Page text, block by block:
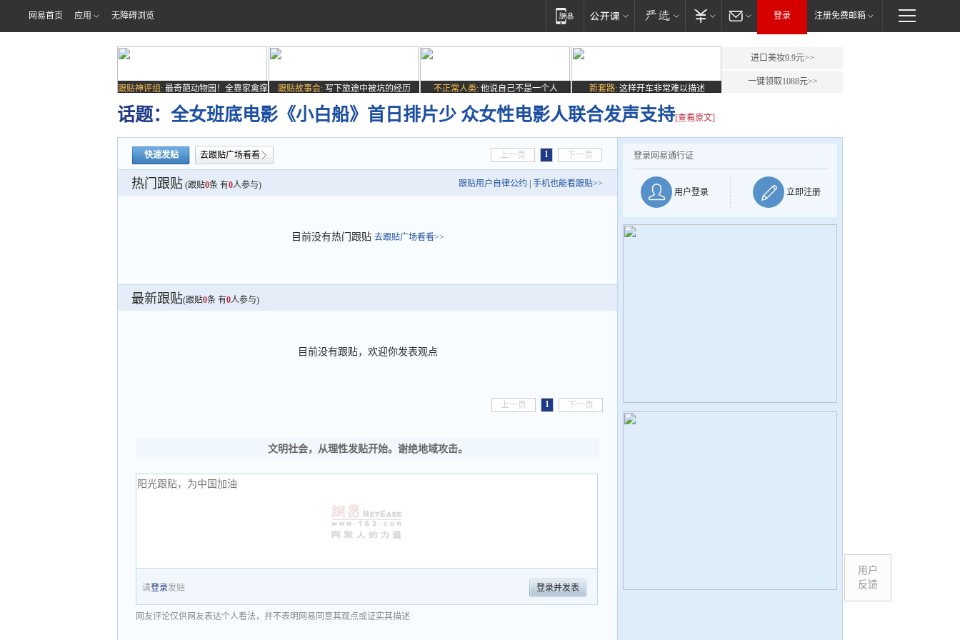
网易首页 应用 无障碍浏览 登录 注册免费邮箱
跟贴神评组: 最奇葩动物园！全靠家禽撑
场子
跟贴故事会: 写下旅途中被坑的经历 不正常人类: 他说自己不是一个人 新套路: 这样开车非常难以描述
进口美妆9.9元>>
一键领取1088元>>
话题： 全女班底电影《小白船》首日排片少 众女性电影人联合发声支持[查看原文]
快速发贴 去跟贴广场看看 上一页 1 下一页
热门跟贴 (跟贴0条 有0人参与) 跟贴用户自律公约 手机也能看跟贴>>
目前没有热门跟贴 去跟贴广场看看>>
最新跟贴(跟贴0条 有0人参与)
目前没有跟贴，欢迎你发表观点
上一页 1 下一页
文明社会，从理性发贴开始。谢绝地域攻击。
请登录发贴 登录并发表
网友评论仅供网友表达个人看法，并不表明网易同意其观点或证实其描述
登录网易通行证
用户登录 立即注册
用户
反馈